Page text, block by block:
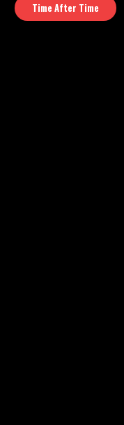
Time After Time